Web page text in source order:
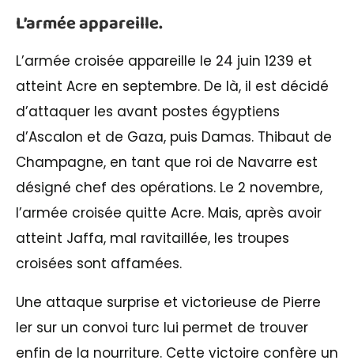
L’armée appareille.
L’armée croisée appareille le 24 juin 1239 et
atteint Acre en septembre. De là, il est décidé
d’attaquer les avant postes égyptiens
d’Ascalon et de Gaza, puis Damas. Thibaut de
Champagne, en tant que roi de Navarre est
désigné chef des opérations. Le 2 novembre,
l’armée croisée quitte Acre. Mais, après avoir
atteint Jaffa, mal ravitaillée, les troupes
croisées sont affamées.
Une attaque surprise et victorieuse de Pierre
Ier sur un convoi turc lui permet de trouver
enfin de la nourriture. Cette victoire confère un